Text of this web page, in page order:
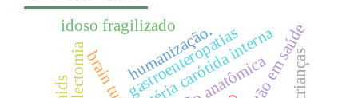
artéria carótida interna
gastroenteropatiasgestão em saúde
crianças
humanização.
idoso fragilizado